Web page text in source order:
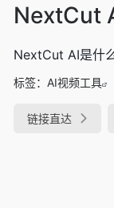
NextCut
NextCut AI是什
标签： AI视频工具
链接直达